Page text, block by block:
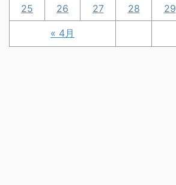
« 4月
25 26 27 28 29